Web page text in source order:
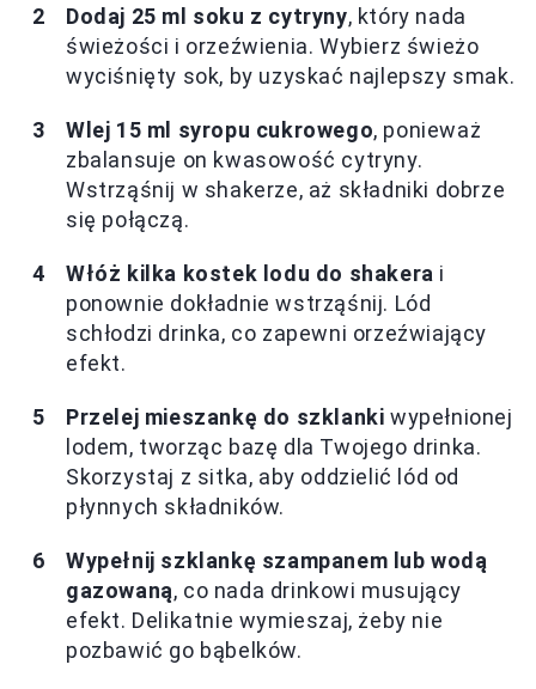
Dodaj 25 ml soku z cytryny, który nada
świeżości i orzeźwienia. Wybierz świeżo
wyciśnięty sok, by uzyskać najlepszy smak.
Wlej 15 ml syropu cukrowego, ponieważ
zbalansuje on kwasowość cytryny.
Wstrząśnij w shakerze, aż składniki dobrze
się połączą.
Włóż kilka kostek lodu do shakera i
ponownie dokładnie wstrząśnij. Lód
schłodzi drinka, co zapewni orzeźwiający
efekt.
Przelej mieszankę do szklanki wypełnionej
lodem, tworząc bazę dla Twojego drinka.
Skorzystaj z sitka, aby oddzielić lód od
płynnych składników.
Wypełnij szklankę szampanem lub wodą
gazowaną, co nada drinkowi musujący
efekt. Delikatnie wymieszaj, żeby nie
pozbawić go bąbelków.